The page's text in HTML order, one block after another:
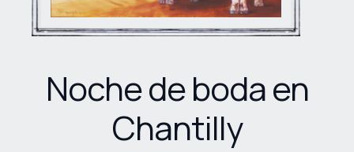
Noche de boda en
Chantilly